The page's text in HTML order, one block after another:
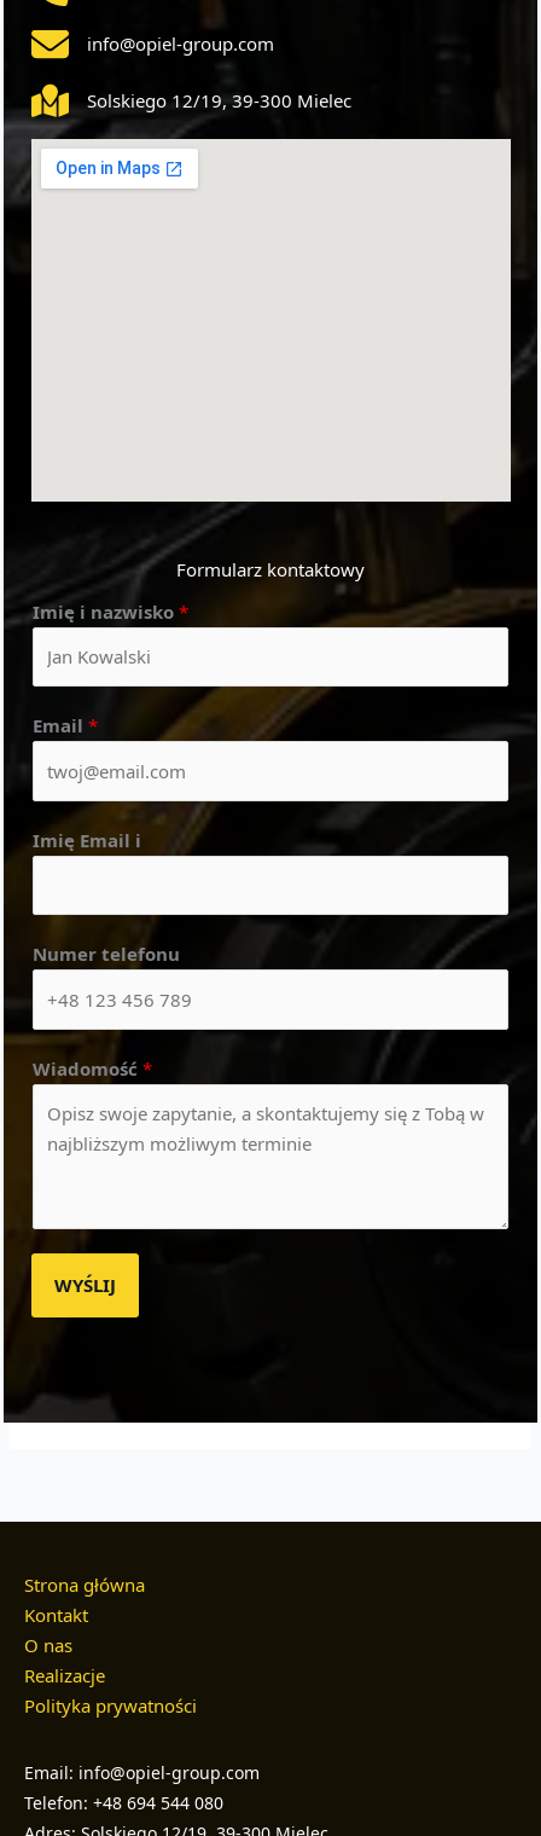
info@opiel-group.com
Solskiego 12/19, 39-300 Mielec
Formularz kontaktowy
Imię i nazwisko *
Email *
Imię Email i
Numer telefonu
Wiadomość *
WYŚLIJ
Strona główna
Kontakt
O nas
Realizacje
Polityka prywatności
Email: info@opiel-group.com
Telefon: +48 694 544 080